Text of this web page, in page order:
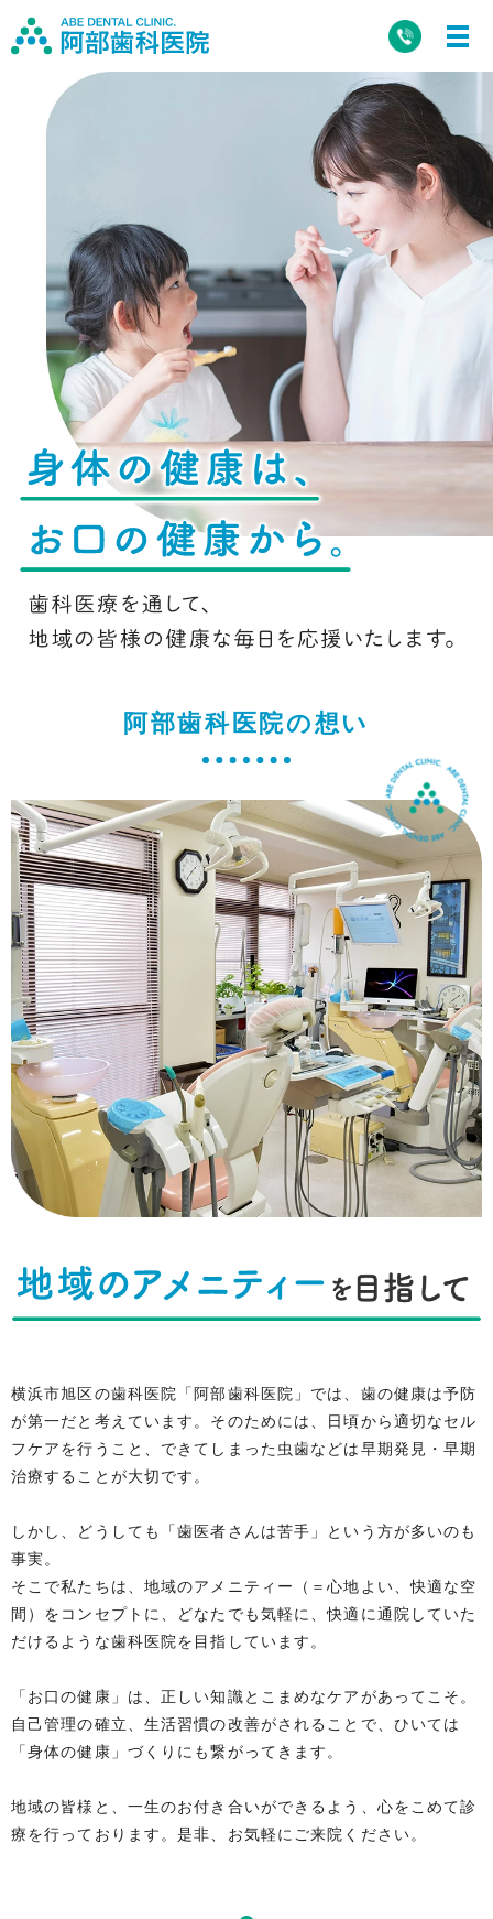
阿部歯科医院の想い
横浜市旭区の歯科医院「阿部歯科医院」では、歯の健康は予防
が第一だと考えています。そのためには、日頃から適切なセル
フケアを行うこと、できてしまった虫歯などは早期発見・早期
治療することが大切です。
しかし、どうしても「歯医者さんは苦手」という方が多いのも
事実。
そこで私たちは、地域のアメニティー（＝心地よい、快適な空
間）をコンセプトに、どなたでも気軽に、快適に通院していた
だけるような歯科医院を目指しています。
「お口の健康」は、正しい知識とこまめなケアがあってこそ。
自己管理の確立、生活習慣の改善がされることで、ひいては
「身体の健康」づくりにも繋がってきます。
地域の皆様と、一生のお付き合いができるよう、心をこめて診
療を行っております。是非、お気軽にご来院ください。